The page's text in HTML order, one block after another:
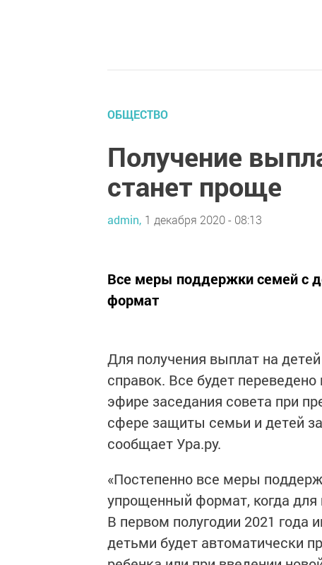
ОБЩЕСТВО
Получение
станет проще
admin, 1 декабря 2020 - 08:13
Все меры поддержки семей с
формат
Для получения выплат на
справок. Все будет
эфире заседания совета при
сфере защиты семьи и детей
сообщает Ура.ру.
«Постепенно все меры
упрощенный формат, когда для
В первом полугодии 2021
детьми будет автоматически